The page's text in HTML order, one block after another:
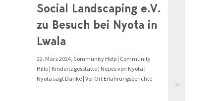
Social Landscaping e.V.
zu Besuch bei Nyota in
Lwala
22. März 2024, Community Help | Community
Hilfe | Kindertagesstätte | Neues von Nyota |
Nyota sagt Danke | Vor Ort Erfahrungsberichte >